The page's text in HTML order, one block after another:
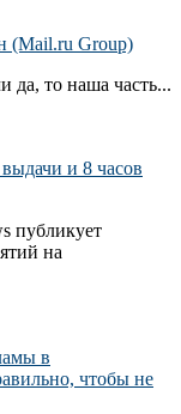
(Mail.ru Group)
да, то наша часть...
и 8 часов
публикует
на
в
чтобы не